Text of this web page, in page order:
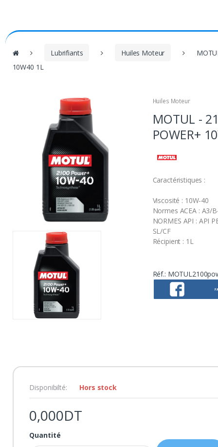
V
u
Lubrifiants Huiles Moteur
10W40 1L
Huiles Moteur
MOTUL -
POWER+
Caractéristiques :
Viscosité : 10W-40
Normes ACEA : A3/
NORMES API : API
SL/CF
Récipient : 1L
Réf.:
Disponibilté: Hors stock
0,000DT
Quantité